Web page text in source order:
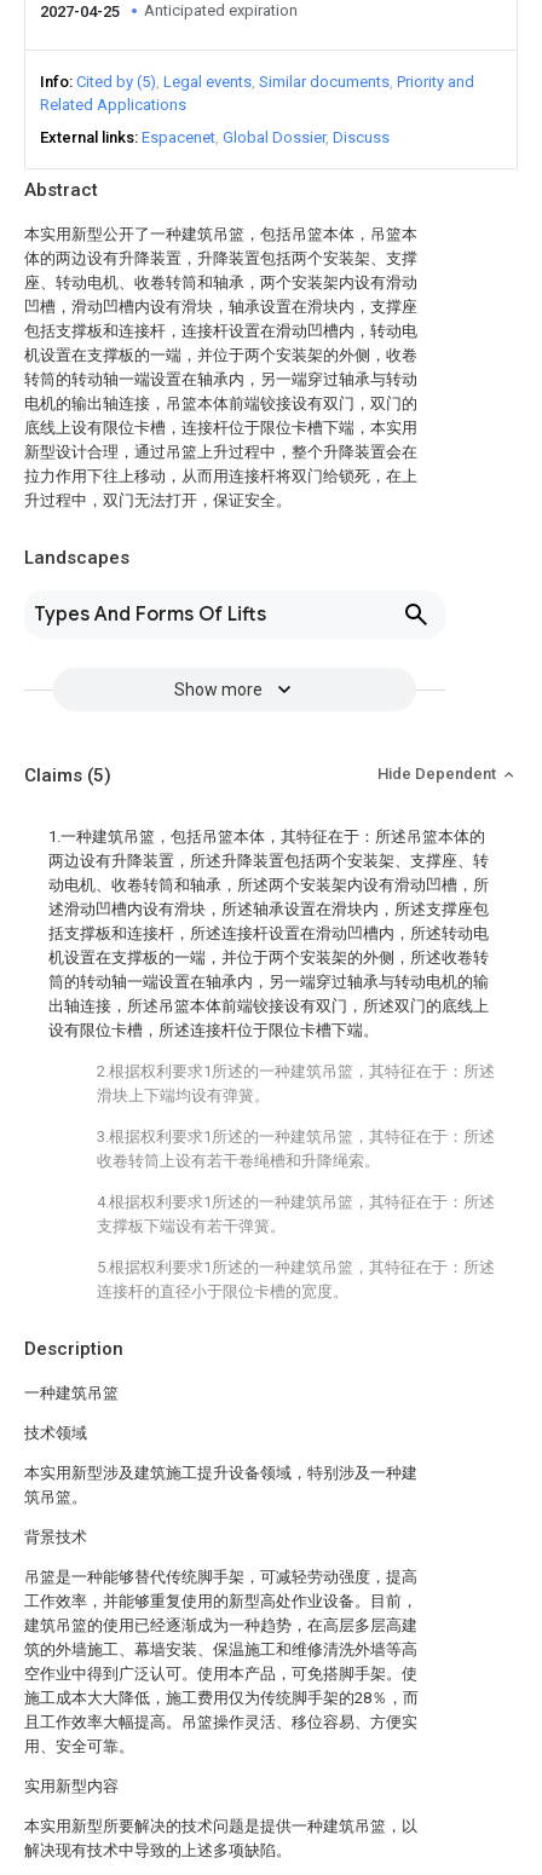
Abstract
本实用新型公开了一种建筑吊篮，包括吊篮本体，吊篮本
体的两边设有升降装置，升降装置包括两个安装架、支撑
座、转动电机、收卷转筒和轴承，两个安装架内设有滑动
凹槽，滑动凹槽内设有滑块，轴承设置在滑块内，支撑座
包括支撑板和连接杆，连接杆设置在滑动凹槽内，转动电
机设置在支撑板的一端，并位于两个安装架的外侧，收卷
转筒的转动轴一端设置在轴承内，另一端穿过轴承与转动
电机的输出轴连接，吊篮本体前端铰接设有双门，双门的
底线上设有限位卡槽，连接杆位于限位卡槽下端，本实用
新型设计合理，通过吊篮上升过程中，整个升降装置会在
拉力作用下往上移动，从而用连接杆将双门给锁死，在上
升过程中，双门无法打开，保证安全。
Landscapes
Types And Forms Of Lifts
Show more
2027-04-25 Anticipated expiration
Info Cited by (5) Legal events Similar documents Priority and
Related Applications
External links Espacenet Global Dossier Discuss
Description
一种建筑吊篮
技术领域
本实用新型涉及建筑施工提升设备领域，特别涉及一种建
筑吊篮。
背景技术
吊篮是一种能够替代传统脚手架，可减轻劳动强度，提高
工作效率，并能够重复使用的新型高处作业设备。目前，
建筑吊篮的使用已经逐渐成为一种趋势，在高层多层高建
筑的外墙施工、幕墙安装、保温施工和维修清洗外墙等高
空作业中得到广泛认可。使用本产品，可免搭脚手架。使
施工成本大大降低，施工费用仅为传统脚手架的28％，而
且工作效率大幅提高。吊篮操作灵活、移位容易、方便实
用、安全可靠。
实用新型内容
本实用新型所要解决的技术问题是提供一种建筑吊篮，以
解决现有技术中导致的上述多项缺陷。
Claims (5) Hide Dependent
1.一种建筑吊篮，包括吊篮本体，其特征在于：所述吊篮本体的
两边设有升降装置，所述升降装置包括两个安装架、支撑座、转
动电机、收卷转筒和轴承，所述两个安装架内设有滑动凹槽，所
述滑动凹槽内设有滑块，所述轴承设置在滑块内，所述支撑座包
括支撑板和连接杆，所述连接杆设置在滑动凹槽内，所述转动电
机设置在支撑板的一端，并位于两个安装架的外侧，所述收卷转
筒的转动轴一端设置在轴承内，另一端穿过轴承与转动电机的输
出轴连接，所述吊篮本体前端铰接设有双门，所述双门的底线上
设有限位卡槽，所述连接杆位于限位卡槽下端。
2.根据权利要求1所述的一种建筑吊篮，其特征在于：所述
滑块上下端均设有弹簧。
3.根据权利要求1所述的一种建筑吊篮，其特征在于：所述
收卷转筒上设有若干卷绳槽和升降绳索。
4.根据权利要求1所述的一种建筑吊篮，其特征在于：所述
支撑板下端设有若干弹簧。
5.根据权利要求1所述的一种建筑吊篮，其特征在于：所述
连接杆的直径小于限位卡槽的宽度。